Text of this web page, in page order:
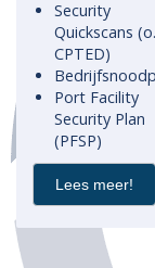
Security
Quickscans
CPTED)
Port Facility
Security Plan
(PFSP)
Lees meer!